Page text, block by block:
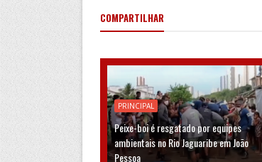
COMPARTILHAR
PRINCIPAL
Peixe-boi é resgatado por equipes
ambientais no Rio Jaguaribe em João
Pessoa